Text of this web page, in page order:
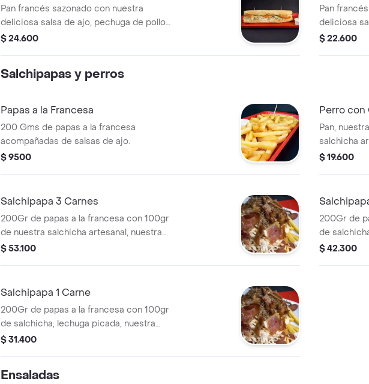
Pan francés sazonado con nuestra
deliciosa salsa de ajo, pechuga de pollo
desmechada adobada en especias,
$ 24.600
Pan
deliciosa
piña calada
$ 22.600
Salchipapas y perros
Papas a la Francesa
200 Gms de papas a la francesa
acompañadas de salsas de ajo.
$ 9500
Perro con
Pan,
salchicha
salsas de
$ 19.600
Salchipapa 3 Carnes
200Gr de papas a la francesa con 100gr
de nuestra salchicha artesanal, nuestra
salsa de ajo, queso, carne desmechada,
$ 53.100
200Gr de
de
deliciosa
$ 42.300
Salchipapa 1 Carne
200Gr de papas a la francesa con 100gr
de salchicha, lechuga picada, nuestra
deliciosa salsa de ajo, queso y la carne
$ 31.400
Ensaladas